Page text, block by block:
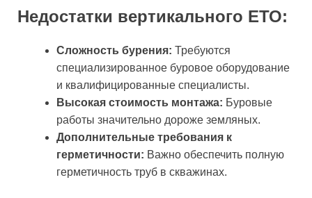
Недостатки вертикального ЕТО:
Сложность бурения: Требуются
специализированное буровое оборудование
и квалифицированные специалисты.
Высокая стоимость монтажа: Буровые
работы значительно дороже земляных.
Дополнительные требования к
герметичности: Важно обеспечить полную
герметичность труб в скважинах.